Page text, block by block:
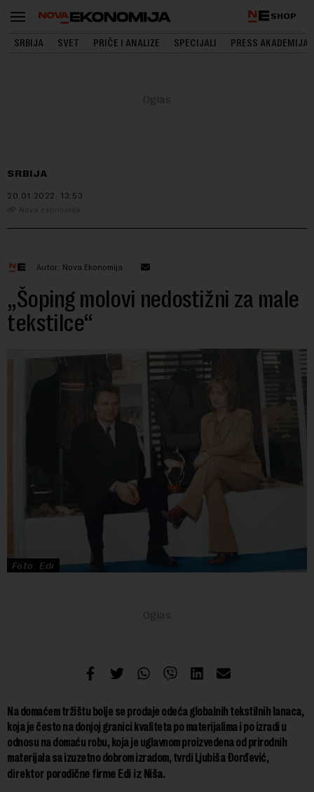
SHOP
SRBIJA SVET PRIČE I ANALIZE SPECIJALI PRESS AKADEMIJA
SRBIJA
20.01.2022. 13:53
Nova ekonomija
Autor: Nova Ekonomija
„Šoping molovi nedostižni za male
tekstilce“
Foto: Edi
Na domaćem tržištu bolje se prodaje odeća globalnih tekstilnih lanaca,
koja je često na donjoj granici kvaliteta po materijalima i po izradi u
odnosu na domaću robu, koja je uglavnom proizvedena od prirodnih
materijala sa izuzetno dobrom izradom, tvrdi Ljubiša Đorđević,
direktor porodične firme Edi iz Niša.